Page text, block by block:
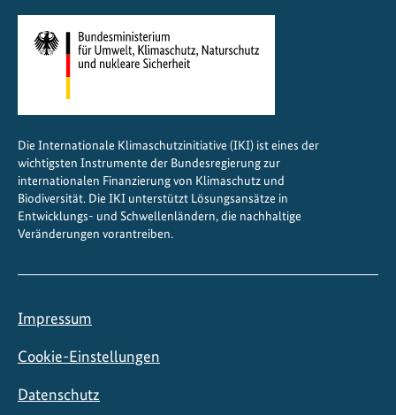
Die Internationale Klimaschutzinitiative (IKI) ist eines der
wichtigsten Instrumente der Bundesregierung zur
internationalen Finanzierung von Klimaschutz und
Biodiversität. Die IKI unterstützt Lösungsansätze in
Entwicklungs- und Schwellenländern, die nachhaltige
Veränderungen vorantreiben.
Impressum
Cookie-Einstellungen
Datenschutz